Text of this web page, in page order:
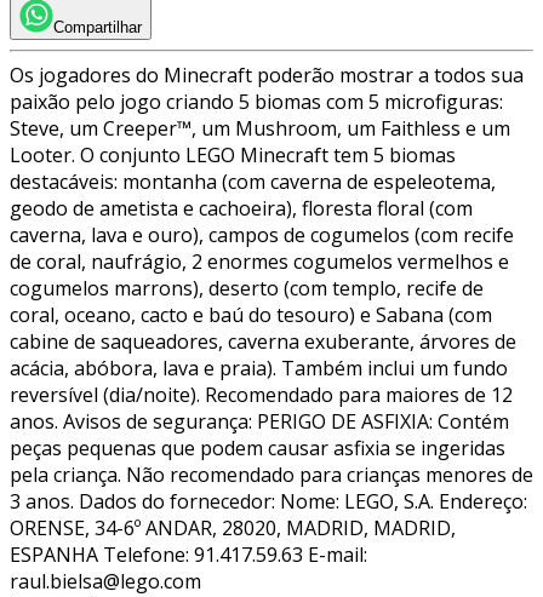
Compartilhar
Os jogadores do Minecraft poderão mostrar a todos sua
paixão pelo jogo criando 5 biomas com 5 microfiguras:
Steve, um Creeper™, um Mushroom, um Faithless e um
Looter. O conjunto LEGO Minecraft tem 5 biomas
destacáveis: montanha (com caverna de espeleotema,
geodo de ametista e cachoeira), floresta floral (com
caverna, lava e ouro), campos de cogumelos (com recife
de coral, naufrágio, 2 enormes cogumelos vermelhos e
cogumelos marrons), deserto (com templo, recife de
coral, oceano, cacto e baú do tesouro) e Sabana (com
cabine de saqueadores, caverna exuberante, árvores de
acácia, abóbora, lava e praia). Também inclui um fundo
reversível (dia/noite). Recomendado para maiores de 12
anos. Avisos de segurança: PERIGO DE ASFIXIA: Contém
peças pequenas que podem causar asfixia se ingeridas
pela criança. Não recomendado para crianças menores de
3 anos. Dados do fornecedor: Nome: LEGO, S.A. Endereço:
ORENSE, 34-6º ANDAR, 28020, MADRID, MADRID,
ESPANHA Telefone: 91.417.59.63 E-mail:
raul.bielsa@lego.com